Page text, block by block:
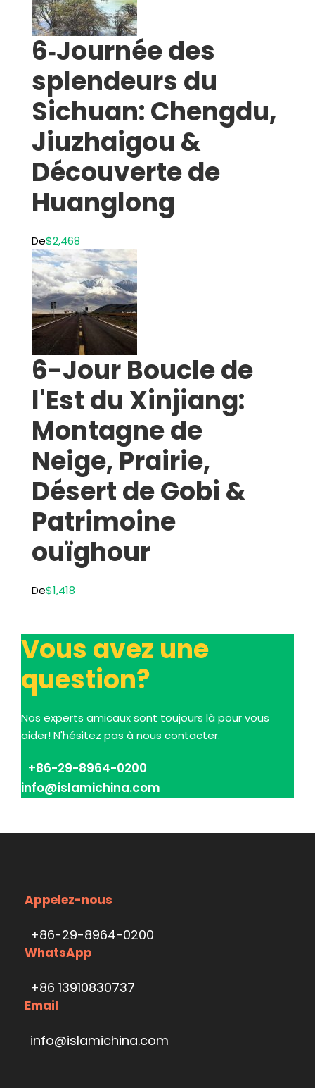
6‑Journée des
splendeurs du
Sichuan: Chengdu,
Jiuzhaigou &
Découverte de
Huanglong
De$2,468
6-Jour Boucle de
l'Est du Xinjiang:
Montagne de
Neige, Prairie,
Désert de Gobi &
Patrimoine
ouïghour
De$1,418
Vous avez une
question?
Nos experts amicaux sont toujours là pour vous
aider! N'hésitez pas à nous contacter.
+86-29-8964-0200
info@islamichina.com
Appelez-nous
+86-29-8964-0200
WhatsApp
+86 13910830737
Email
info@islamichina.com